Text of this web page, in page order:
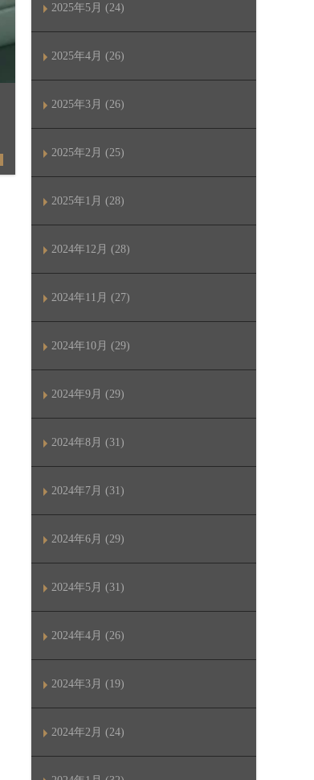
2025年5月 (24)
2025年4月 (26)
2025年3月 (26)
2025年2月 (25)
2025年1月 (28)
2024年12月 (28)
2024年11月 (27)
2024年10月 (29)
2024年9月 (29)
2024年8月 (31)
2024年7月 (31)
2024年6月 (29)
2024年5月 (31)
2024年4月 (26)
2024年3月 (19)
2024年2月 (24)